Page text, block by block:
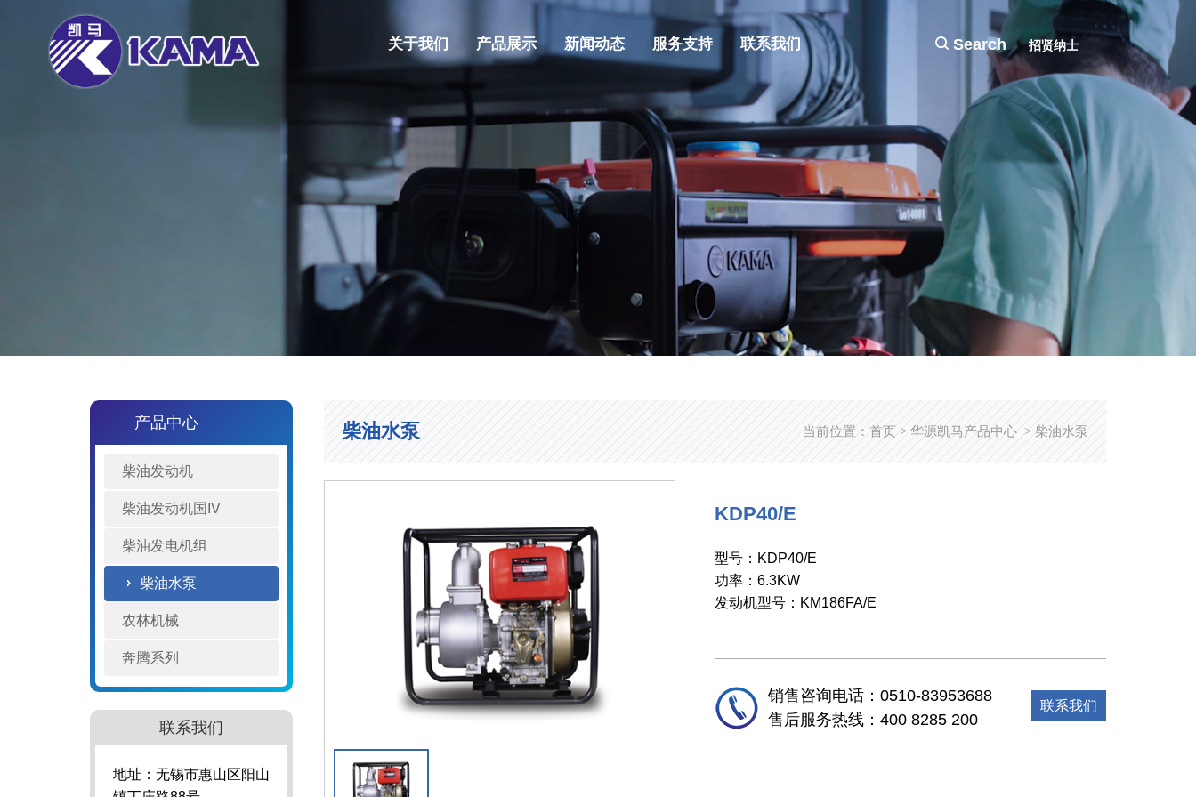
关于我们 产品展示 新闻动态 服务支持 联系我们 Search 招贤纳士
产品中心
柴油发动机
柴油发动机国IV
柴油发电机组
柴油水泵
农林机械
奔腾系列
联系我们
地址：无锡市惠山区阳山
柴油水泵 当前位置：首页 > 华源凯马产品中心 > 柴油水泵
KDP40/E
型号：KDP40/E
功率：6.3KW
发动机型号：KM186FA/E
销售咨询电话：0510-83953688
售后服务热线：400 8285 200
联系我们